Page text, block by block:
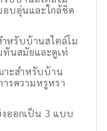
อบอุ่นและใกล้ชิด
ำหรับบ้านสไตล์โม
ทันสมัยและดูเท่
าะสำหรับบ้าน
รความหรูหรา
ออกเป็น 3 แบบ